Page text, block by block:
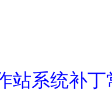
站系统补